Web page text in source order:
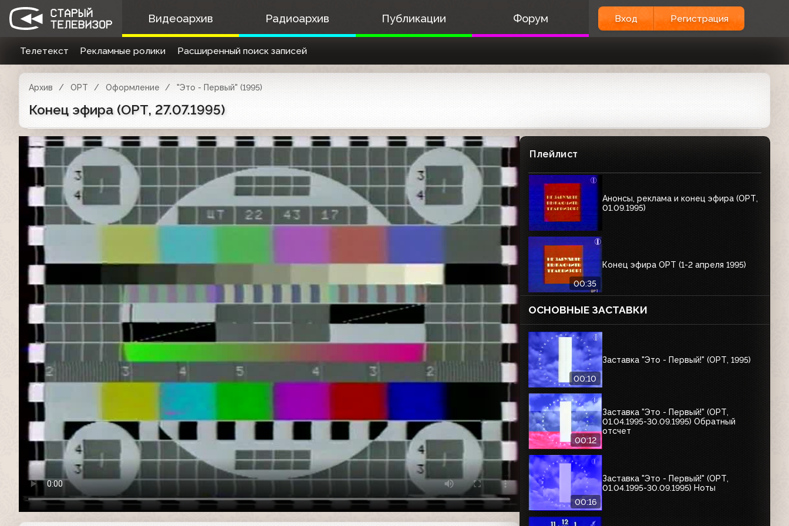
Видеоархив Радиоархив Публикации Форум Вход Регистрация
Телетекст Рекламные ролики Расширенный поиск записей
Архив ОРТ Оформление "Это - Первый" (1995)
Конец эфира (ОРТ, 27.07.1995)
Плейлист
Анонсы, реклама и конец эфира (ОРТ,
01.09.1995)
00:35
Конец эфира ОРТ (1-2 апреля 1995)
ОСНОВНЫЕ ЗАСТАВКИ
00:10
Заставка "Это - Первый!" (ОРТ, 1995)
00:12
Заставка "Это - Первый!" (ОРТ,
01.04.1995-30.09.1995) Обратный
отсчет
00:16
Заставка "Это - Первый!" (ОРТ,
01.04.1995-30.09.1995) Ноты